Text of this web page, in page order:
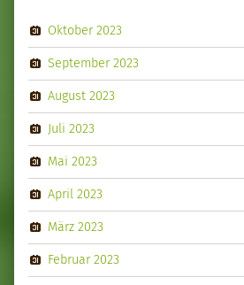
Oktober 2023
September 2023
August 2023
Juli 2023
Mai 2023
April 2023
März 2023
Februar 2023